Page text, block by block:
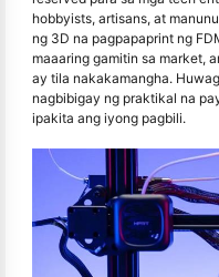
hobbyists, artisans, at
ng 3D na pagpapaprint ng
maaaring gamitin sa market,
ay tila nakakamangha.
nagbibigay ng praktikal na
ipakita ang iyong pagbili.